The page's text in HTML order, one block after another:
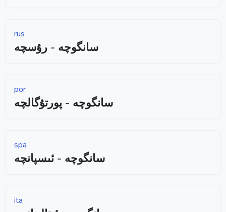
rus
سانگوچە - رۇسچە
por
سانگوچە - پورتۇگالچە
spa
سانگوچە - ئىسپانچە
ita